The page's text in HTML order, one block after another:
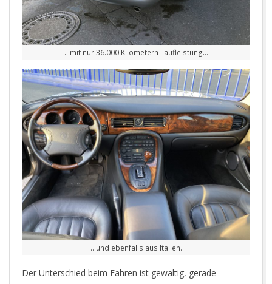
…mit nur 36.000 Kilometern Laufleistung…
…und ebenfalls aus Italien.
Der Unterschied beim Fahren ist gewaltig, gerade